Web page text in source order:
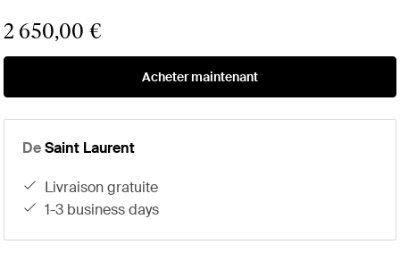
2 650,00 €
Acheter maintenant
DeSaint Laurent
livraison gratuite
1-3 business days